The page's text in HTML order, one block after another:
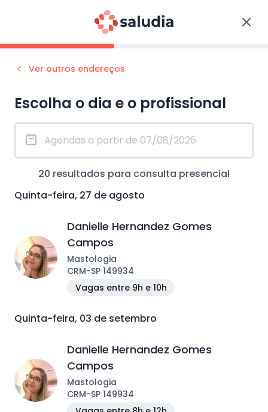
Ver outros endereços
Escolha o dia e o profissional
20 resultados para consulta presencial
Quinta-feira, 27 de agosto
Danielle Hernandez Gomes
Campos
Mastologia
CRM-SP 149934
Vagas entre 9h e 10h
Quinta-feira, 03 de setembro
Danielle Hernandez Gomes
Campos
Mastologia
CRM-SP 149934